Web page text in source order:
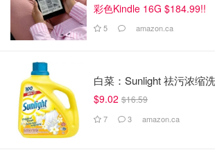
彩色Kindle 16G $184.99!!
5 amazon.ca
白菜：Sunlight 祛污浓缩
$9.02 $16.59
7 3 amazon.ca